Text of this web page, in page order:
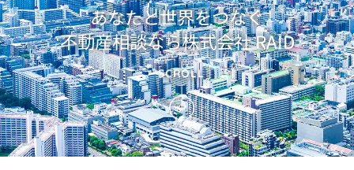
あなたと世界をつなぐ
不動産相談なら株式会社 RAID
SCROLL